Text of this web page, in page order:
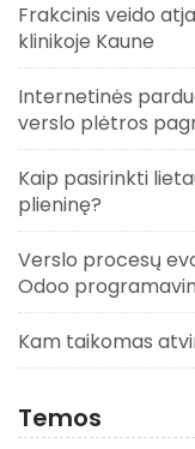
Frakcinis veido
klinikoje Kaune
Internetinės
verslo plėtros
Kaip pasirinkti
plieninę?
Verslo procesų
Odoo
Kam taikomas
Temos